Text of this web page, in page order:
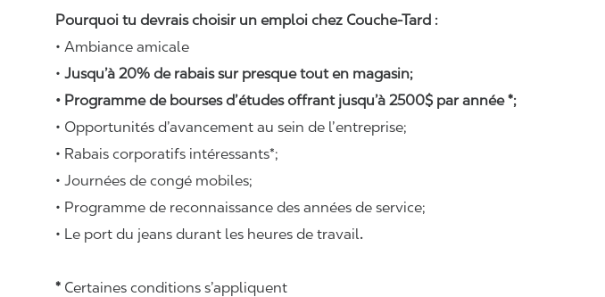
Pourquoi tu devrais choisir un emploi chez Couche-Tard :
• Ambiance amicale
• Jusqu’à 20% de rabais sur presque tout en magasin;
• Programme de bourses d’études offrant jusqu’à 2500$ par année *;
• Opportunités d’avancement au sein de l’entreprise;
• Rabais corporatifs intéressants*;
• Journées de congé mobiles;
• Programme de reconnaissance des années de service;
• Le port du jeans durant les heures de travail.
* Certaines conditions s’appliquent